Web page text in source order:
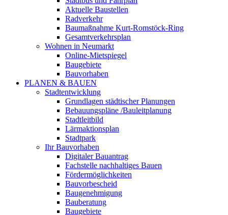
Aktuelle Baustellen
Radverkehr
Baumaßnahme Kurt-Romstöck-Ring
Gesamtverkehrsplan
Wohnen in Neumarkt
Online-Mietspiegel
Baugebiete
Bauvorhaben
PLANEN & BAUEN
Stadtentwicklung
Grundlagen städtischer Planungen
Bebauungspläne /Bauleitplanung
Stadtleitbild
Lärmaktionsplan
Stadtpark
Ihr Bauvorhaben
Digitaler Bauantrag
Fachstelle nachhaltiges Bauen
Fördermöglichkeiten
Bauvorbescheid
Baugenehmigung
Bauberatung
Baugebiete